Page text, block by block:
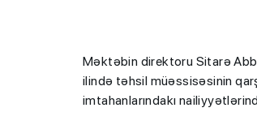
Məktəbin direktoru Sitarə
ilində təhsil müəssisəsinin
imtahanlarındakı